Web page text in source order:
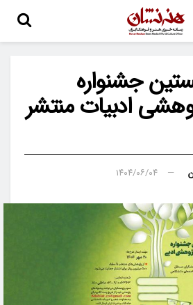
جشنواره
ادبیات منتشر
۱۴۰۴/۰۶/۰۴